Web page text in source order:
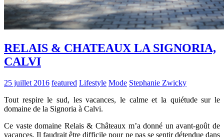
RELAIS & CHATEAUX LA SIGNORIA,
CALVI
25 juillet 2016 featured Lifestyle Mode Stephanie Zwicky
Tout respire le sud, les vacances, le calme et la quiétude sur le
domaine de la Signoria à Calvi.
Ce vaste domaine Relais & Châteaux m’a donné un avant-goût de
vacances. Il faudrait être difficile pour ne pas se sentir détendue dans